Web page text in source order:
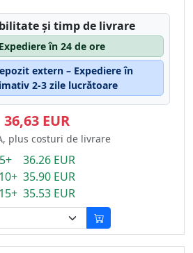
și timp de livrare
în 24 de ore
extern – Expediere în
2-3 zile lucrătoare
36,63 EUR
plus costuri de livrare
5+ 36.26 EUR
10+ 35.90 EUR
15+ 35.53 EUR